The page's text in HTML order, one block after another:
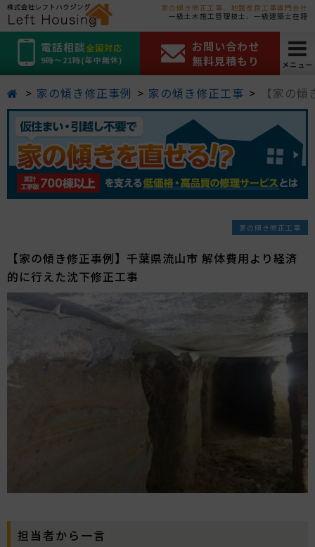
家の傾き修正工事、地盤改良工事専門会社
一級土木施工管理技士、一級建築士在籍
電話相談全国対応
9時～21時(年中無休)
お問い合わせ
無料見積もり
メニュー
家の傾き修正事例 家の傾き修正工事 【家の
家の傾き修正工事
【家の傾き修正事例】千葉県流山市 解体費用より経済
的に行えた沈下修正工事
担当者から一言